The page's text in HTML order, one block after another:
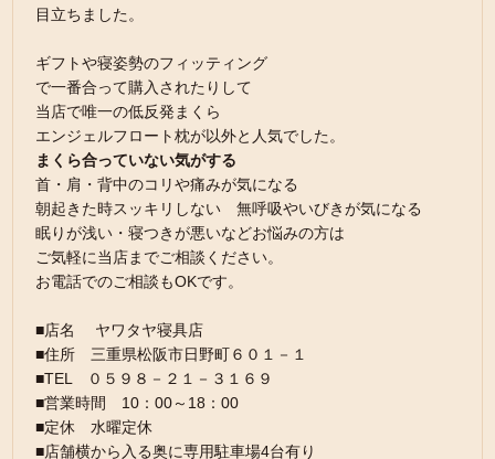
目立ちました。
ギフトや寝姿勢のフィッティング
で一番合って購入されたりして
当店で唯一の低反発まくら
エンジェルフロート枕が以外と人気でした。
まくら合っていない気がする
首・肩・背中のコリや痛みが気になる
朝起きた時スッキリしない 無呼吸やいびきが気になる
眠りが浅い・寝つきが悪いなどお悩みの方は
ご気軽に当店までご相談ください。
お電話でのご相談もOKです。
■店名 ヤワタヤ寝具店
■住所 三重県松阪市日野町６０１－１
■TEL ０５９８－２１－３１６９
■営業時間 10：00～18：00
■定休 水曜定休
■店舗横から入る奥に専用駐車場4台有り